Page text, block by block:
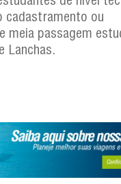
cadastramento ou
meia passagem
Lanchas.